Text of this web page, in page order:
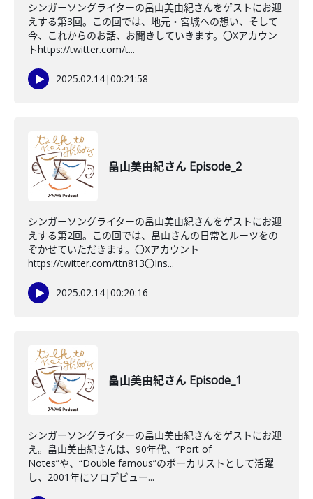
シンガーソングライターの畠山美由紀さんをゲストにお迎
えする第3回。この回では、地元・宮城への想い、そして
今、これからのお話、お聞きしていきます。〇Xアカウン
トhttps://twitter.com/t...
2025.02.14|00:21:58
畠山美由紀さん Episode_2
シンガーソングライターの畠山美由紀さんをゲストにお迎
えする第2回。この回では、畠山さんの日常とルーツをの
ぞかせていただきます。〇Xアカウント
https://twitter.com/ttn813〇Ins...
2025.02.14|00:20:16
畠山美由紀さん Episode_1
シンガーソングライターの畠山美由紀さんをゲストにお迎
え。畠山美由紀さんは、90年代、“Port of
Notes”や、“Double famous”のボーカリストとして活躍
し、2001年にソロデビュー...